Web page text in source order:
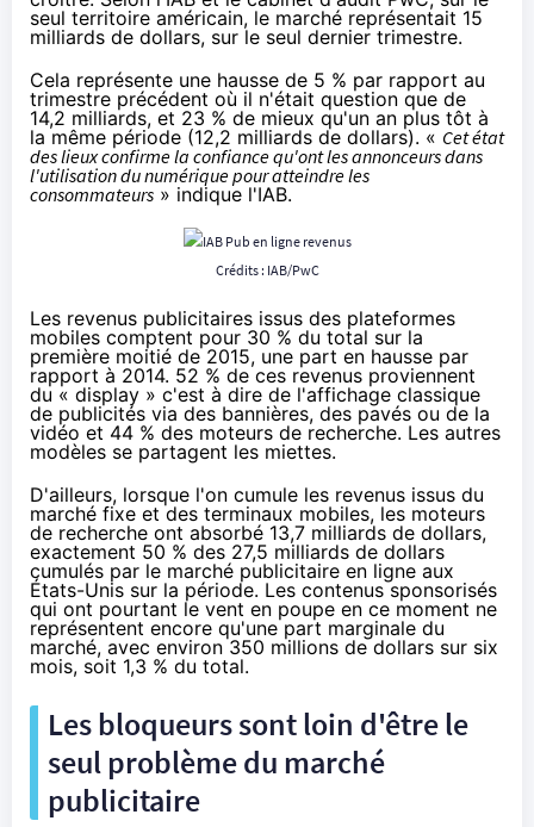
seul territoire américain, le marché représentait 15
milliards de dollars, sur le seul dernier trimestre.
Cela représente une hausse de 5 % par rapport au
trimestre précédent où il n'était question que de
14,2 milliards, et 23 % de mieux qu'un an plus tôt à
la même période (12,2 milliards de dollars). « Cet état
des lieux confirme la confiance qu'ont les annonceurs dans
l'utilisation du numérique pour atteindre les
consommateurs » indique l'IAB.
Crédits : IAB/PwC
Les revenus publicitaires issus des plateformes
mobiles comptent pour 30 % du total sur la
première moitié de 2015, une part en hausse par
rapport à 2014. 52 % de ces revenus proviennent
du « display » c'est à dire de l'affichage classique
de publicités via des bannières, des pavés ou de la
vidéo et 44 % des moteurs de recherche. Les autres
modèles se partagent les miettes.
D'ailleurs, lorsque l'on cumule les revenus issus du
marché fixe et des terminaux mobiles, les moteurs
de recherche ont absorbé 13,7 milliards de dollars,
exactement 50 % des 27,5 milliards de dollars
cumulés par le marché publicitaire en ligne aux
États-Unis sur la période. Les contenus sponsorisés
qui ont pourtant le vent en poupe en ce moment ne
représentent encore qu'une part marginale du
marché, avec environ 350 millions de dollars sur six
mois, soit 1,3 % du total.
Les bloqueurs sont loin d'être le
seul problème du marché
publicitaire